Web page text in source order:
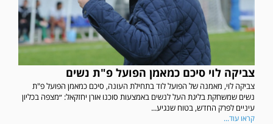
צביקה לוי סיכם כמאמן הפועל פ"ת נשים
צביקה לוי, מאמנה של הפועל לוד בתחילת העונה, סיכם כמאמן הפועל פ"ת
נשים שמשחקת בליגת העל לנשים באמצעות סוכנו אורן יחזקאל: ״מצפה בכליון
עיניים לפרק החדש, בטוח שנגיע...
קראו עוד...